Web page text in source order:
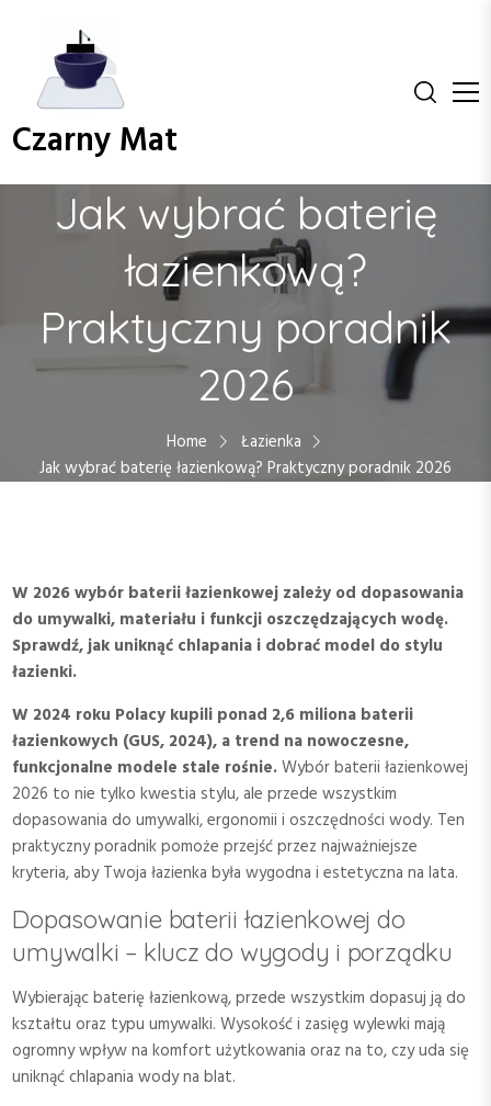
Czarny Mat
Jak wybrać baterię
łazienkową?
Praktyczny poradnik
2026
Home
Łazienka
Jak wybrać baterię łazienkową? Praktyczny poradnik 2026
W 2026 wybór baterii łazienkowej zależy od dopasowania
do umywalki, materiału i funkcji oszczędzających wodę.
Sprawdź, jak uniknąć chlapania i dobrać model do stylu
łazienki.
W 2024 roku Polacy kupili ponad 2,6 miliona baterii
łazienkowych (GUS, 2024), a trend na nowoczesne,
funkcjonalne modele stale rośnie.Wybór baterii łazienkowej
2026 to nie tylko kwestia stylu, ale przede wszystkim
dopasowania do umywalki, ergonomii i oszczędności wody. Ten
praktyczny poradnik pomoże przejść przez najważniejsze
kryteria, aby Twoja łazienka była wygodna i estetyczna na lata.
Dopasowanie baterii łazienkowej do
umywalki – klucz do wygody i porządku
Wybierając baterię łazienkową, przede wszystkim dopasuj ją do
kształtu oraz typu umywalki. Wysokość i zasięg wylewki mają
ogromny wpływ na komfort użytkowania oraz na to, czy uda się
uniknąć chlapania wody na blat.